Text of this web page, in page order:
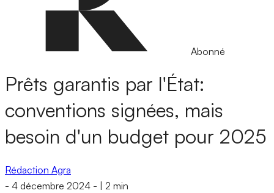
Abonné
Prêts garantis par l'État:
conventions signées, mais
besoin d'un budget pour 2025
Rédaction Agra
- 4 décembre 2024 - 2 min